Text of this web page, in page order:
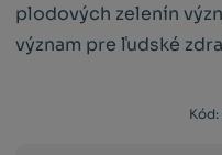
plodových zelenín
význam pre ľudské
Kód: